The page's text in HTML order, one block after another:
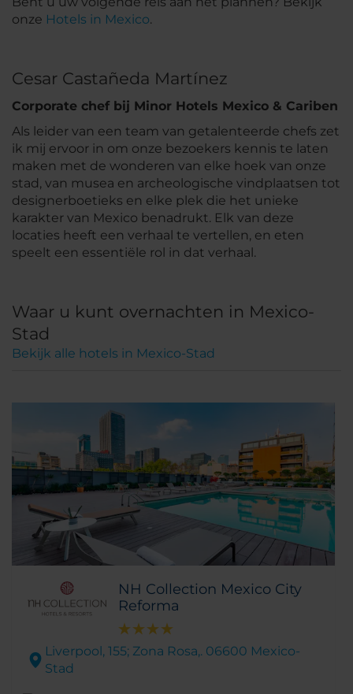
onze Hotels in Mexico.
Cesar Castañeda Martínez
Corporate chef bij Minor Hotels Mexico & Cariben
Als leider van een team van getalenteerde chefs zet
ik mij ervoor in om onze bezoekers kennis te laten
maken met de wonderen van elke hoek van onze
stad, van musea en archeologische vindplaatsen tot
designerboetieks en elke plek die het unieke
karakter van Mexico benadrukt. Elk van deze
locaties heeft een verhaal te vertellen, en eten
speelt een essentiële rol in dat verhaal.
Waar u kunt overnachten in Mexico-
Stad
Bekijk alle hotels in Mexico-Stad
NH Collection Mexico City
Reforma
Liverpool, 155; Zona Rosa,. 06600 Mexico-
Stad